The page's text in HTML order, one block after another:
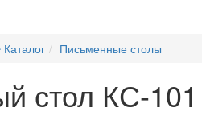
Каталог Письменные столы
стол КС-101